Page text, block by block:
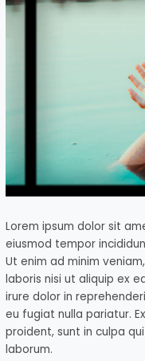
Lorem ipsum dolor sit
eiusmod tempor
Ut enim ad minim
laboris nisi ut aliquip ex
irure dolor in
eu fugiat nulla pariatur.
proident, sunt in culpa
laborum.